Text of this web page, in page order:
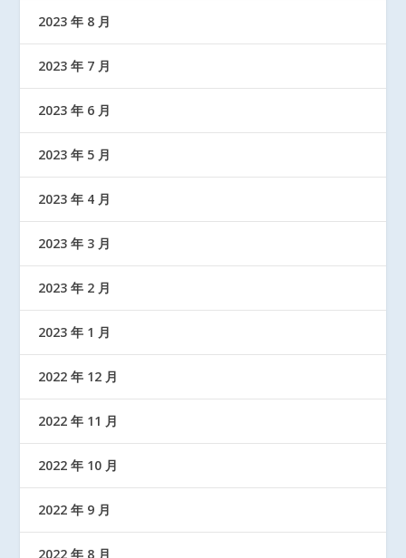
2023 年 8 月
2023 年 7 月
2023 年 6 月
2023 年 5 月
2023 年 4 月
2023 年 3 月
2023 年 2 月
2023 年 1 月
2022 年 12 月
2022 年 11 月
2022 年 10 月
2022 年 9 月
2022 年 8 月